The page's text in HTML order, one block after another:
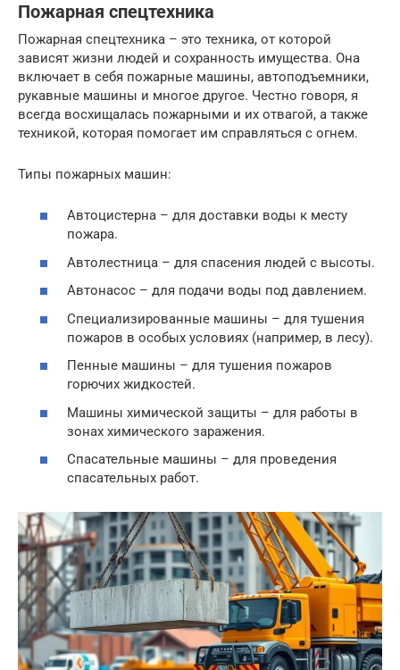
Пожарная спецтехника
Пожарная спецтехника – это техника, от которой
зависят жизни людей и сохранность имущества. Она
включает в себя пожарные машины, автоподъемники,
рукавные машины и многое другое. Честно говоря, я
всегда восхищалась пожарными и их отвагой, а также
техникой, которая помогает им справляться с огнем.
Типы пожарных машин:
Автоцистерна – для доставки воды к месту
пожара.
Автолестница – для спасения людей с высоты.
Автонасос – для подачи воды под давлением.
Специализированные машины – для тушения
пожаров в особых условиях (например, в лесу).
Пенные машины – для тушения пожаров
горючих жидкостей.
Машины химической защиты – для работы в
зонах химического заражения.
Спасательные машины – для проведения
спасательных работ.